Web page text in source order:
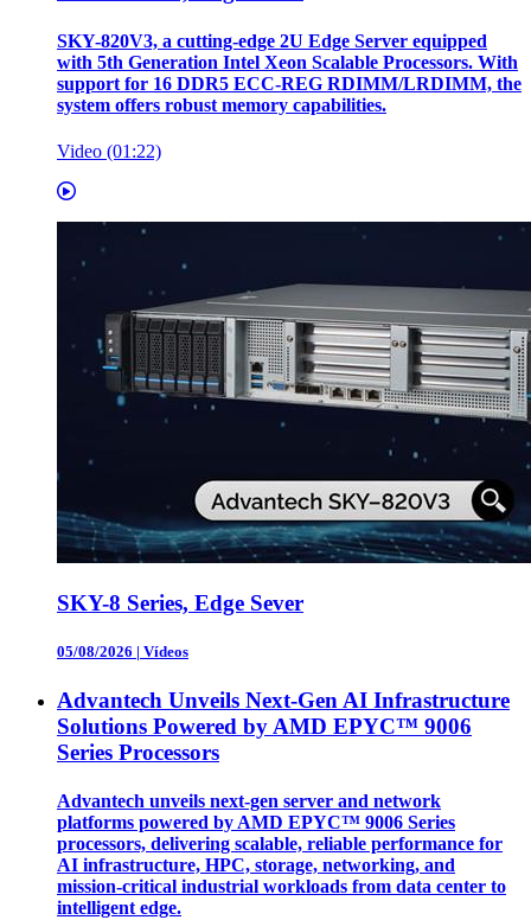
SKY-820V3, a cutting-edge 2U Edge Server equipped
with 5th Generation Intel Xeon Scalable Processors. With
support for 16 DDR5 ECC-REG RDIMM/LRDIMM, the
system offers robust memory capabilities.
Video (01:22)
SKY-8 Series, Edge Sever
05/08/2026 | Vídeos
Advantech Unveils Next-Gen AI Infrastructure
Solutions Powered by AMD EPYC™ 9006
Series Processors
Advantech unveils next-gen server and network
platforms powered by AMD EPYC™ 9006 Series
processors, delivering scalable, reliable performance for
AI infrastructure, HPC, storage, networking, and
mission-critical industrial workloads from data center to
intelligent edge.